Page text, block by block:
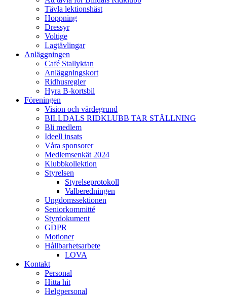
Tävla lektionshäst
Hoppning
Dressyr
Voltige
Lagtävlingar
Anläggningen
Café Stallyktan
Anläggningskort
Ridhusregler
Hyra B-kortsbil
Föreningen
Vision och värdegrund
BILLDALS RIDKLUBB TAR STÄLLNING
Bli medlem
Ideell insats
Våra sponsorer
Medlemsenkät 2024
Klubbkollektion
Styrelsen
Styrelseprotokoll
Valberedningen
Ungdomssektionen
Seniorkommitté
Styrdokument
GDPR
Motioner
Hållbarhetsarbete
LOVA
Kontakt
Personal
Hitta hit
Helgpersonal